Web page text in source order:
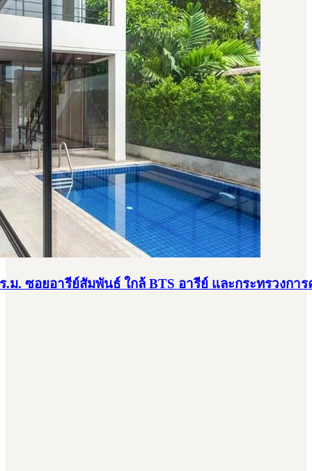
.ม. ซอยอารีย์สัมพันธ์ ใกล้ BTS อารีย์ และกระทรวงการ